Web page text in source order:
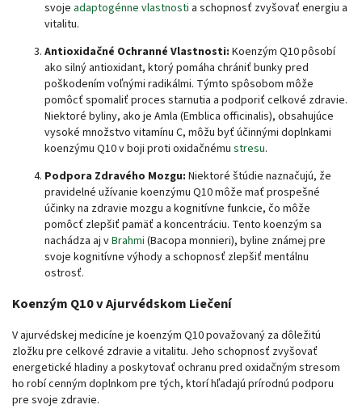
svoje adaptogénne vlastnosti a schopnosť zvyšovať energiu a
vitalitu.
Antioxidačné Ochranné Vlastnosti: Koenzým Q10 pôsobí
ako silný antioxidant, ktorý pomáha chrániť bunky pred
poškodením voľnými radikálmi. Týmto spôsobom môže
pomôcť spomaliť proces starnutia a podporiť celkové zdravie.
Niektoré byliny, ako je Amla (Emblica officinalis), obsahujúce
vysoké množstvo vitamínu C, môžu byť účinnými doplnkami
koenzýmu Q10 v boji proti oxidačnému stresu.
Podpora Zdravého Mozgu: Niektoré štúdie naznačujú, že
pravidelné užívanie koenzýmu Q10 môže mať prospešné
účinky na zdravie mozgu a kognitívne funkcie, čo môže
pomôcť zlepšiť pamäť a koncentráciu. Tento koenzým sa
nachádza aj vBrahmi (Bacopa monnieri), byline známej pre
svoje kognitívne výhody a schopnosť zlepšiť mentálnu
ostrosť.
Koenzým Q10 v Ajurvédskom Liečení
V ajurvédskej medicíne je koenzým Q10 považovaný za dôležitú
zložku pre celkové zdravie a vitalitu. Jeho schopnosť zvyšovať
energetické hladiny a poskytovať ochranu pred oxidačným stresom
ho robí cenným doplnkom pre tých, ktorí hľadajú prírodnú podporu
pre svoje zdravie.